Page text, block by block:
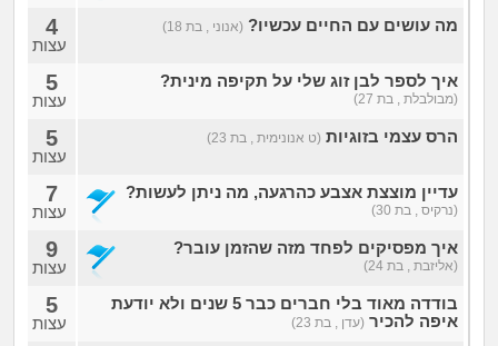
מה עושים עם החיים עכשיו? (אנוני , בת 18) 4
עצות
איך לספר לבן זוג שלי על תקיפה מינית?
(מבולבלת , בת 27)
5
עצות
הרס עצמי בזוגיות (ט אנונימית , בת 23) 5
עצות
עדיין מוצצת אצבע כהרגעה, מה ניתן לעשות?
(נרקיס , בת 30)
7
עצות
איך מפסיקים לפחד מזה שהזמן עובר?
(אליזבת , בת 24)
9
עצות
בודדה מאוד בלי חברים כבר 5 שנים ולא יודעת
איפה להכיר (עדן , בת 23)
5
עצות